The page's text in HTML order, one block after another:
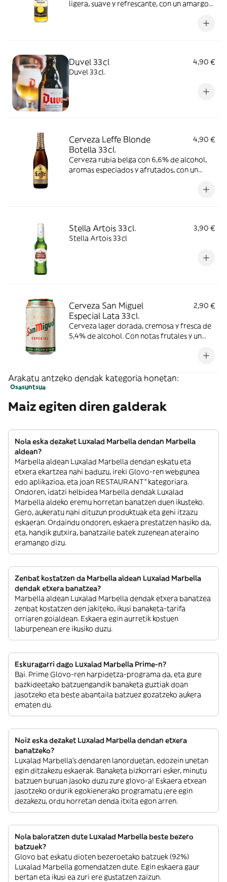
ligera, suave y refrescante, con un amargor
Duvel 33cl
4,90 €
Duvel 33cl.
Cerveza Leffe Blonde
Botella 33cl.
4,90 €
Cerveza rubia belga con 6,6% de alcohol,
aromas especiados y afrutados, con un
Stella Artois 33cl.
3,90 €
Stella Artois 33cl
Cerveza San Miguel
Especial Lata 33cl.
2,90 €
Cerveza lager dorada, cremosa y fresca de
5,4% de alcohol. Con notas frutales y un
Arakatu antzeko dendak kategoria honetan:
Osasuntsua
Maiz egiten diren galderak
Nola eska dezaket Luxalad Marbella dendan Marbella
aldean?
Marbella aldean Luxalad Marbella dendan eskatu eta
etxera ekartzea nahi baduzu, ireki Glovo-ren webgunea
edo aplikazioa, eta joan RESTAURANT” kategoriara.
Ondoren, idatzi helbidea Marbella dendak Luxalad
Marbella aldeko eremu horretan banatzen duen ikusteko.
Gero, aukeratu nahi dituzun produktuak eta gehi itzazu
eskaeran. Ordaindu ondoren, eskaera prestatzen hasiko da,
eta, handik gutxira, banatzaile batek zuzenean ateraino
eramango dizu.
Zenbat kostatzen da Marbella aldean Luxalad Marbella
dendak etxera banatzea?
Marbella aldean Luxalad Marbella dendak etxera banatzea
zenbat kostatzen den jakiteko, ikusi banaketa-tarifa
orriaren goialdean. Eskaera egin aurretik kostuen
laburpenean ere ikusiko duzu.
Eskuragarri dago Luxalad Marbella Prime-n?
Bai. Prime Glovo-ren harpidetza-programa da, eta gure
bazkideetako batzuengandik banaketa guztiak doan
jasotzeko eta beste abantaila batzuez gozatzeko aukera
ematen du.
Noiz eska dezaket Luxalad Marbella dendan etxera
banatzeko?
Luxalad Marbella’s dendaren lanorduetan, edozein unetan
egin ditzakezu eskaerak. Banaketa bizkorrari esker, minutu
batzuen buruan jasoko duzu zure glovo-a! Eskaera etxean
jasotzeko ordurik egokienerako programatu ¡ere egin
dezakezu, ordu horretan denda itxita egon arren.
Nola baloratzen dute Luxalad Marbella beste bezero
batzuek?
Glovo bat eskatu dioten bezeroetako batzuek (92%)
Luxalad Marbella gomendatzen dute. Egin eskaera gaur
bertan eta ikusi ea zuri ere gustatzen zaizun.